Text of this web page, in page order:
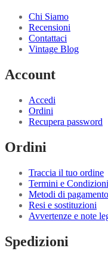
Chi Siamo
Recensioni
Contattaci
Vintage Blog
Account
Accedi
Ordini
Recupera password
Ordini
Traccia il tuo ordine
Termini e Condizioni
Metodi di pagamento
Resi e sostituzioni
Avvertenze e note
Spedizioni